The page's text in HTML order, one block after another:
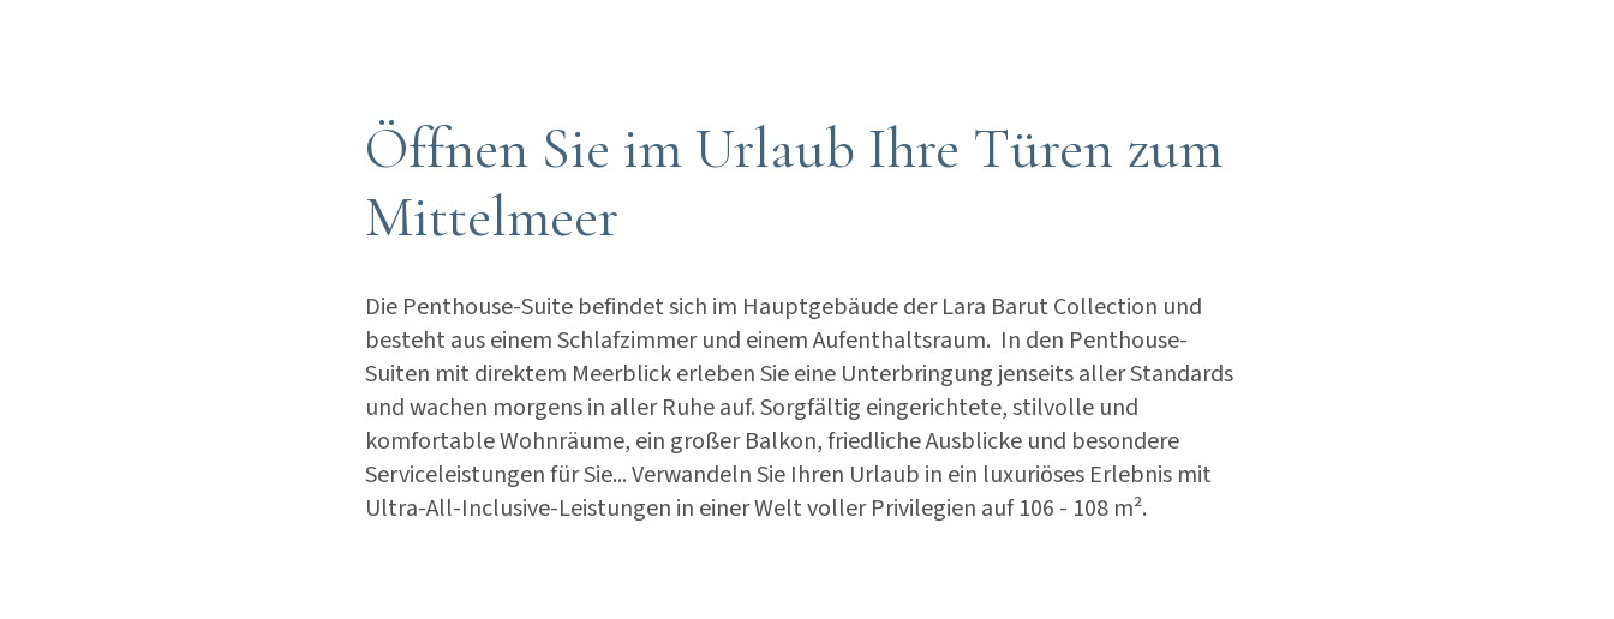
Öffnen Sie im Urlaub Ihre Türen zum
Mittelmeer
Die Penthouse-Suite befindet sich im Hauptgebäude der Lara Barut Collection und
besteht aus einem Schlafzimmer und einem Aufenthaltsraum. In den Penthouse-
Suiten mit direktem Meerblick erleben Sie eine Unterbringung jenseits aller Standards
und wachen morgens in aller Ruhe auf. Sorgfältig eingerichtete, stilvolle und
komfortable Wohnräume, ein großer Balkon, friedliche Ausblicke und besondere
Serviceleistungen für Sie... Verwandeln Sie Ihren Urlaub in ein luxuriöses Erlebnis mit
Ultra-All-Inclusive-Leistungen in einer Welt voller Privilegien auf 106 - 108 m².